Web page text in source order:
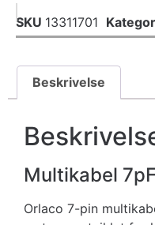
SKU 13311701
Beskrivelse
Multikabel
Orlaco 7-pin